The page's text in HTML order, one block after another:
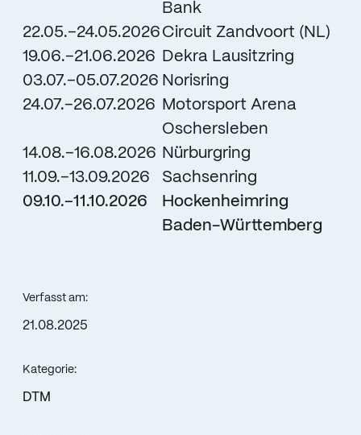
Bank
22.05.–24.05.2026 Circuit Zandvoort (NL)
19.06.–21.06.2026
Dekra Lausitzring
03.07.–05.07.2026 Norisring
24.07.–26.07.2026
Motorsport Arena
Oschersleben
14.08.–16.08.2026 Nürburgring
11.09.–13.09.2026
Sachsenring
09.10.–11.10.2026
Hockenheimring
Baden-Württemberg
Verfasst am:
21.08.2025
Kategorie:
DTM